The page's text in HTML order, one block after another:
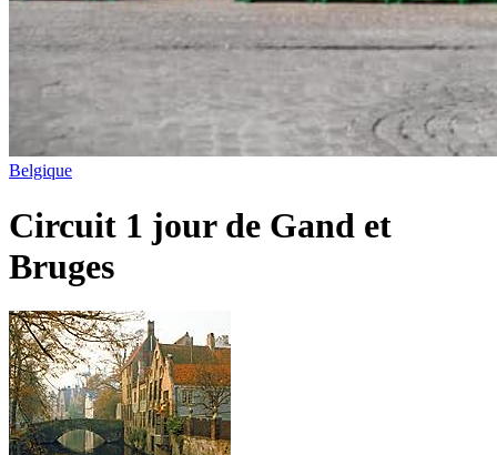
Belgique
Circuit 1 jour de Gand et
Bruges